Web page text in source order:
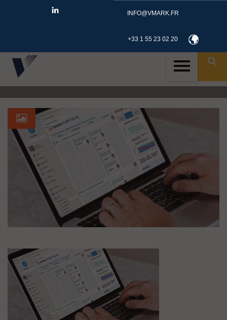
INFO@VMARK.FR
+33 1 55 23 02 20 ID